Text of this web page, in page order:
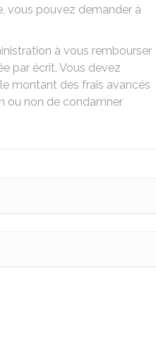
vous pouvez demander à
à vous rembourser
par écrit. Vous devez
montant des frais avancés
ou non de condamner